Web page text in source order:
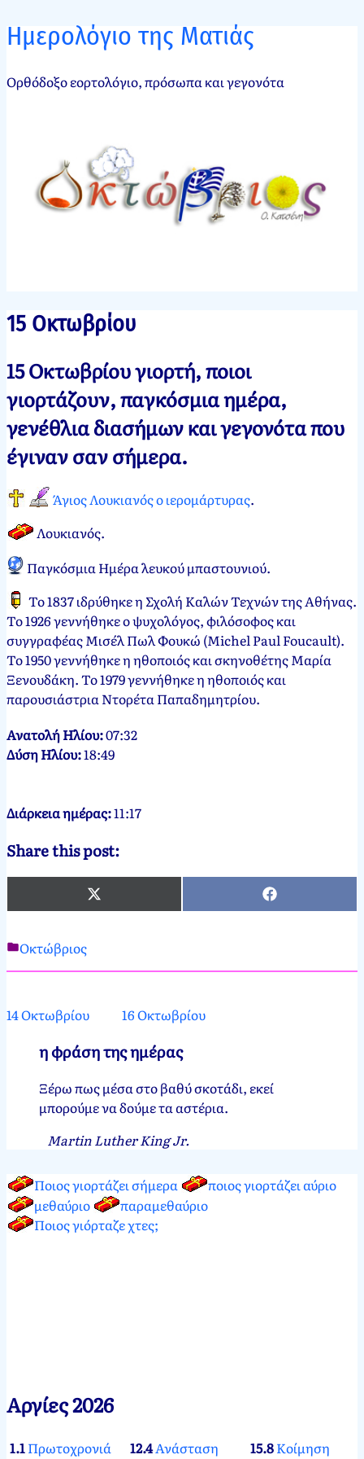
Ημερολόγιο της Ματιάς
Ορθόδοξο εορτολόγιο, πρόσωπα και γεγονότα
15 Οκτωβρίου
Νεκτάριος
Παπασπύρου
15
Οκτωβρίου,
201215
Οκτωβρίου,
2024
15 Οκτωβρίου γιορτή, ποιοι
γιορτάζουν, παγκόσμια ημέρα,
γενέθλια διασήμων και γεγονότα που
έγιναν σαν σήμερα.
Άγιος Λουκιανός ο ιερομάρτυρας.
Λουκιανός.
Παγκόσμια Ημέρα λευκού μπαστουνιού.
Το 1837 ιδρύθηκε η Σχολή Καλών Τεχνών της Αθήνας.
Το 1926 γεννήθηκε ο ψυχολόγος, φιλόσοφος και
συγγραφέας Μισέλ Πωλ Φουκώ (Michel Paul Foucault).
Το 1950 γεννήθηκε η ηθοποιός και σκηνοθέτης Μαρία
Ξενουδάκη. Το 1979 γεννήθηκε η ηθοποιός και
παρουσιάστρια Ντορέτα Παπαδημητρίου.
Ανατολή Ηλίου:07:32
Δύση Ηλίου:18:49
Διάρκεια ημέρας:11:17
Share this post:
X
(Twitter)
Facebook
Νεκτάριος
15
2012
Οκτωβρίου,
Οκτώβριος
14 Οκτωβρίου 16 Οκτωβρίου
η φράση της ημέρας
Ξέρω πως μέσα στο βαθύ σκοτάδι, εκεί
μπορούμε να δούμε τα αστέρια.
Martin Luther King Jr.
Ποιος γιορτάζει σήμερα
ποιος γιορτάζει αύριο
μεθαύριο
παραμεθαύριο
Ποιος γιόρταζε χτες;
Αργίες 2026
1.1Πρωτοχρονιά 12.4Ανάσταση 15.8Κοίμηση